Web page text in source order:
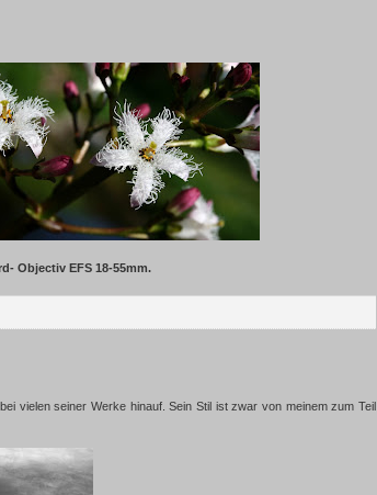
Objectiv EFS 18-55mm.
vielen seiner Werke hinauf. Sein Stil ist zwar von meinem zum Teil